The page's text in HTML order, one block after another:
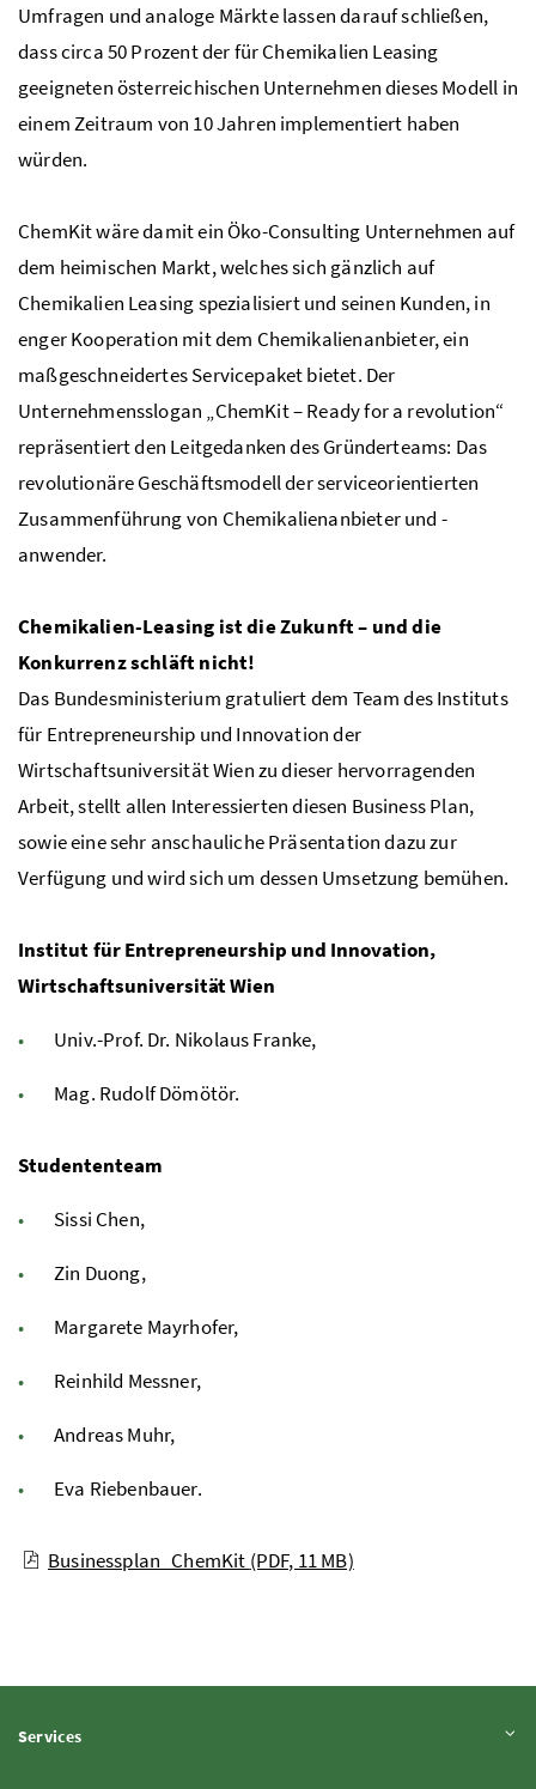
Umfragen und analoge Märkte lassen darauf schließen,
dass circa 50 Prozent der für Chemikalien Leasing
geeigneten österreichischen Unternehmen dieses Modell in
einem Zeitraum von 10 Jahren implementiert haben
würden.
ChemKit wäre damit ein Öko-Consulting Unternehmen auf
dem heimischen Markt, welches sich gänzlich auf
Chemikalien Leasingspezialisiert und seinen Kunden, in
enger Kooperation mit dem Chemikalienanbieter, ein
maßgeschneidertes Servicepaket bietet. Der
Unternehmensslogan „ChemKit –Ready for a revolution“
repräsentiert den Leitgedanken des Gründerteams: Das
revolutionäre Geschäftsmodell der serviceorientierten
Zusammenführung von Chemikalienanbieter und -
anwender.
Chemikalien-Leasing ist die Zukunft – und die
Konkurrenz schläft nicht!
Das Bundesministerium gratuliert dem Teamdes Instituts
für Entrepreneurship und Innovation der
Wirtschaftsuniversität Wien zu dieser hervorragenden
Arbeit, stellt allen Interessierten diesen Business Plan,
sowie eine sehr anschauliche Präsentation dazu zur
Verfügung und wird sich um dessen Umsetzung bemühen.
Institut für Entrepreneurship und Innovation,
Wirtschaftsuniversität Wien
Univ.-Prof. Dr. Nikolaus Franke,
Mag. Rudolf Dömötör.
Studententeam
Sissi Chen,
Zin Duong,
Margarete Mayrhofer,
Reinhild Messner,
Andreas Muhr,
Eva Riebenbauer.
Businessplan_ChemKit (PDF, 11 MB)
ServicesInhalt aufklappen